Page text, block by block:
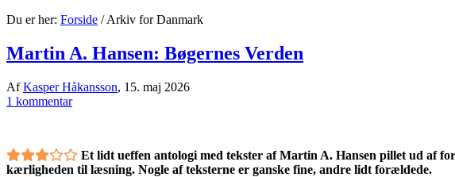
Du er her: Forside /Arkiv for Danmark
Martin A. Hansen: Bøgernes Verden
AfKasper Håkansson, 15. maj 2026
1 kommentar
Et lidt ueffen antologi med tekster af Martin A. Hansen pillet ud af
kærligheden til læsning. Nogle af teksterne er ganske fine, andre lidt forældede.